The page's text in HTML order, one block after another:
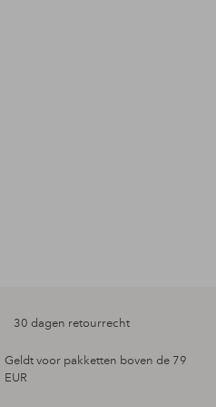
30 dagen retourrecht
Geldt voor pakketten boven de 79
EUR